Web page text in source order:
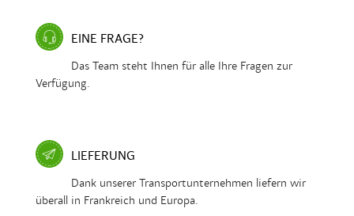
EINE FRAGE?
Das Team steht Ihnen für alle Ihre Fragen zur
Verfügung.
LIEFERUNG
Dank unserer Transportunternehmen liefern wir
überall in Frankreich und Europa.